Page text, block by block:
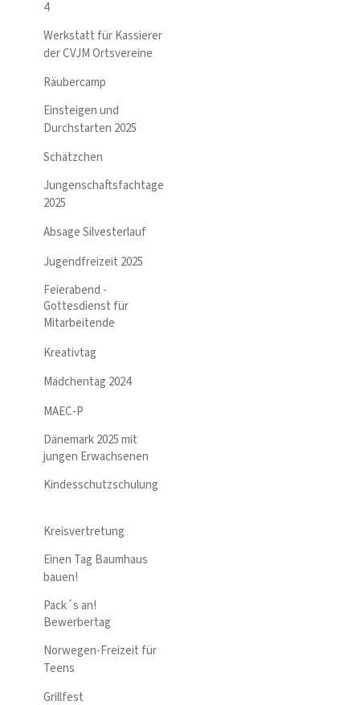
4
Werkstatt für Kassierer
der CVJM Ortsvereine
Räubercamp
Einsteigen und
Durchstarten 2025
Schätzchen
Jungenschaftsfachtage
2025
Absage Silvesterlauf
Jugendfreizeit 2025
Feierabend -
Gottesdienst für
Mitarbeitende
Kreativtag
Mädchentag 2024
MAEC-P
Dänemark 2025 mit
jungen Erwachsenen
Kindesschutzschulung
Kreisvertretung
Einen Tag Baumhaus
bauen!
Pack´s an!
Bewerbertag
Norwegen-Freizeit für
Teens
Grillfest